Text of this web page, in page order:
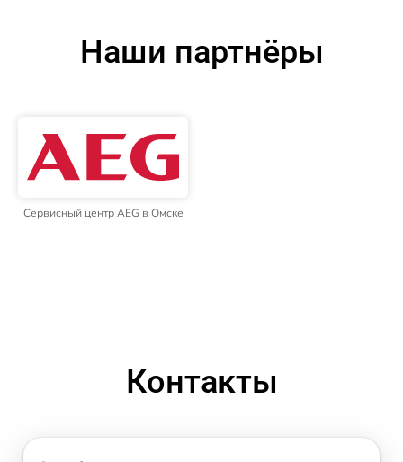
Наши партнёры
Сервисный центр AEG в Омске
Контакты